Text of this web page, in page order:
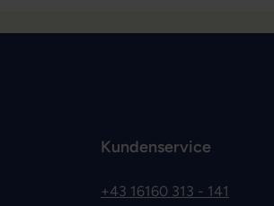
Kundenservice
+43 16160 313 - 141